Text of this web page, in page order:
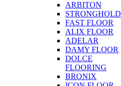
ARBITON
STRONGHOLD
FAST FLOOR
ALIX FLOOR
ADELAR
DAMY FLOOR
DOLCE
FLOORING
BRONIX